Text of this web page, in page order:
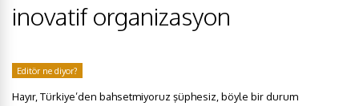
inovatif organizasyon
Editör ne diyor?
Hayır, Türkiye’den bahsetmiyoruz şüphesiz, böyle bir durum